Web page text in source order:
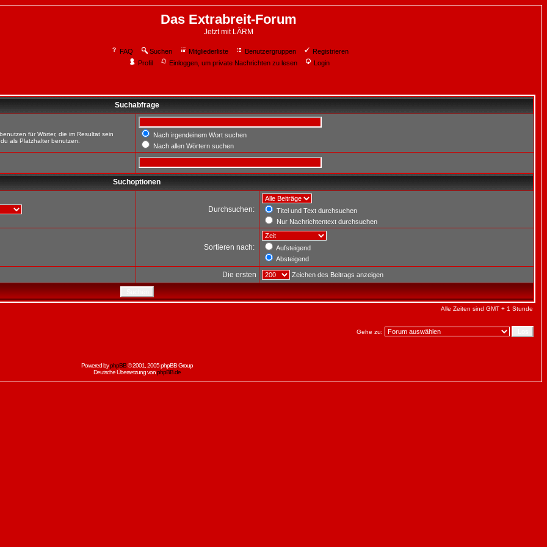
Das Extrabreit-Forum
Jetzt mit LÄRM
FAQ Suchen Mitgliederliste Benutzergruppen
Registrieren
Profil
Einloggen, um private Nachrichten zu lesen Login
Suchabfrage
für Wörter, die im Resultat sein
als Platzhalter benutzen.
Nach irgendeinem Wort suchen
Nach allen Wörtern suchen
Suchoptionen
Durchsuchen:
Titel und Text durchsuchen
Nur Nachrichtentext durchsuchen
Sortieren nach:
Aufsteigend
Absteigend
Die ersten Zeichen des Beitrags anzeigen
Alle Zeiten sind GMT + 1 Stunde
Gehe zu:
Powered byphpBB© 2001, 2005 phpBB Group
Deutsche Übersetzung vonphpBB.de